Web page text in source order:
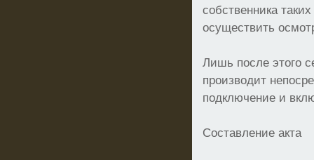
собственника
осуществить
Лишь после этого
производит
подключение и
Составление акта